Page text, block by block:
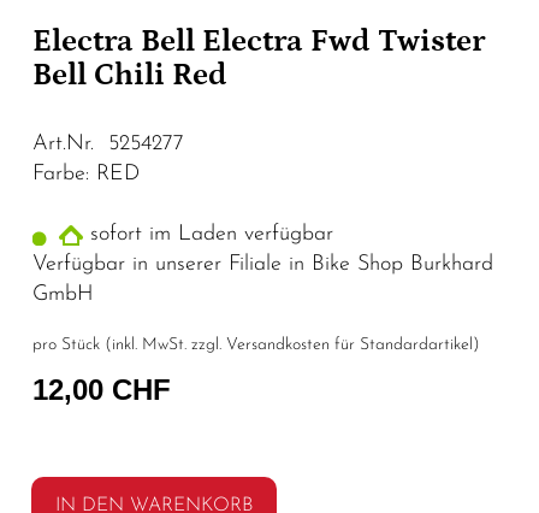
Electra Bell Electra Fwd Twister
Bell Chili Red
Art.Nr. 5254277
Farbe: RED
sofort im Laden verfügbar
Verfügbar in unserer Filiale in Bike Shop Burkhard
GmbH
pro Stück (inkl. MwSt. zzgl. Versandkosten für Standardartikel )
12,00 CHF
IN DEN WARENKORB